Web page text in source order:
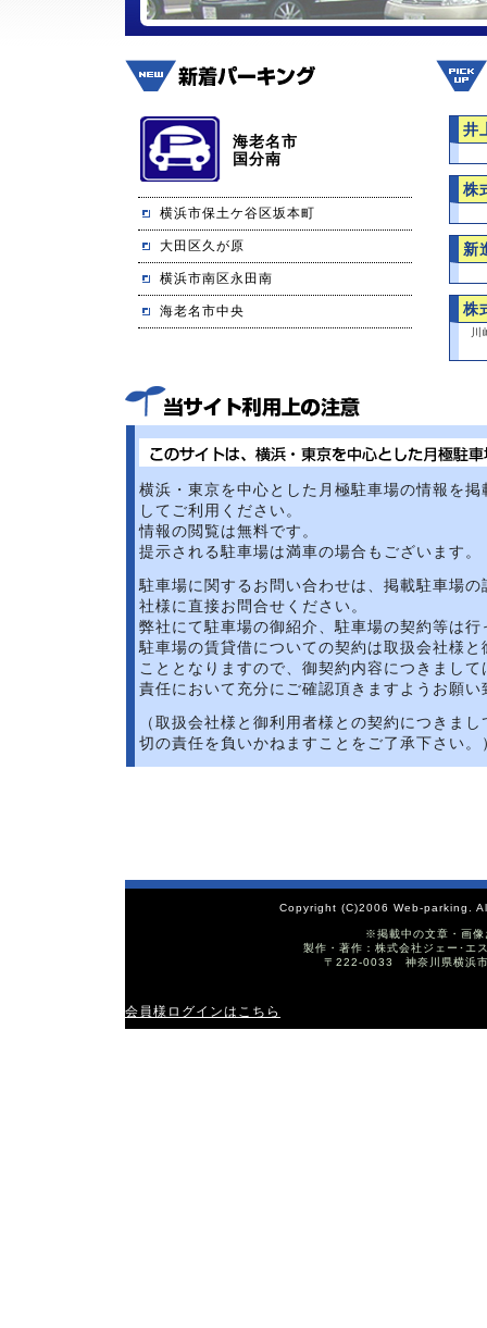
海老名市
国分南
横浜市保土ケ谷区坂本町
大田区久が原
横浜市南区永田南
海老名市中央
井
株
新
株
横浜・東京を中心とした月極駐車場の情報を
してご利用ください。
情報の閲覧は無料です。
提示される駐車場は満車の場合もございます。
駐車場に関するお問い合わせは、掲載駐車場
社様に直接お問合せください。
弊社にて駐車場の御紹介、駐車場の契約等は
駐車場の賃貸借についての契約は取扱会社様
こととなりますので、御契約内容につきまし
責任において充分にご確認頂きますようお願い
（取扱会社様と御利用者様との契約につきま
切の責任を負いかねますことをご了承下さい。
Copyright (C)2006 Web-parking.
※掲載中の文章・画像
製作・著作：株式会社ジェー･
〒222-0033 神奈川県横浜
会員様ログインはこちら